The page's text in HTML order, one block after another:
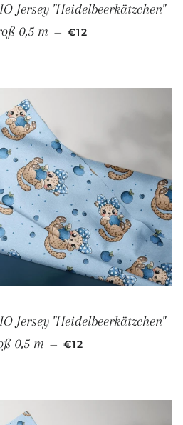
Jersey "Heidelbeerkätzchen"
0,5 m — NORMALER PREIS
€12
Jersey "Heidelbeerkätzchen"
0,5 m — NORMALER PREIS
€12